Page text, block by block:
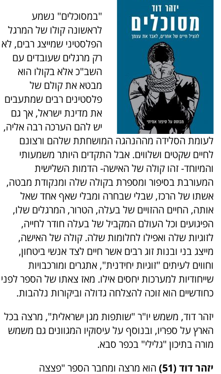
"במסוכלים" נשמע
לראשונה קולו של המרגל
הפלסטיני שמייצג רבים, לא
רק מרגלים שעובדים עם
השב"כ אלא בקולו הוא
מבטא את קולם של
פלסטינים רבים שמתעבים
את מדינת ישראל, אך גם
יש להם הערכה רבה אליה,
לעומת הסלידה מההנהגה המושחתת שלהם ורצונם
לחיים שקטים ושלווים. אבל התקדים היותר משמעותי
והמיוחד- זהו קולה של האישה- הדמות השלישית
המעורבת בסיפור ומספרת בקולה שלה ומנקודת מבטה,
אשתו של הרכז, שבלי שבחרה ומבלי שאף אחד שאל
אותה, החיים ההזויים של בעלה, הטרור, המרגלים שלו,
הפיגועים וכל העולם המקביל של בעלה חודר לחייה,
לזוגיות שלה ואפילו לחלומות שלה. קולה של האישה,
מייצג בני ובנות זוג רבים אשר חיים לצד אנשי ביטחון,
וחווים לעיתים "זוגיות יחידנית", אתגרים ומורכבויות
שייחודיות למערכות יחסים אילו. מאז צאתו של הספר לפני
כחודשיים הוא זוכה להצלחה גדולה וביקורות נלהבות.
יזהר דוד, משמש יו"ר "שותפות מגן ישראלית", מרצה בכל
הארץ על ספריו, ובנוסף על עיסוקיו המגוונים גם משמש
מורה בתיכון "גלילי" בכפר סבא.
יזהר דוד (51)
הוא מרצה ומחבר הספר "פצצה